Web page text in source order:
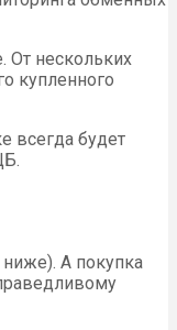
От нескольких
купленного
всегда будет
А покупка